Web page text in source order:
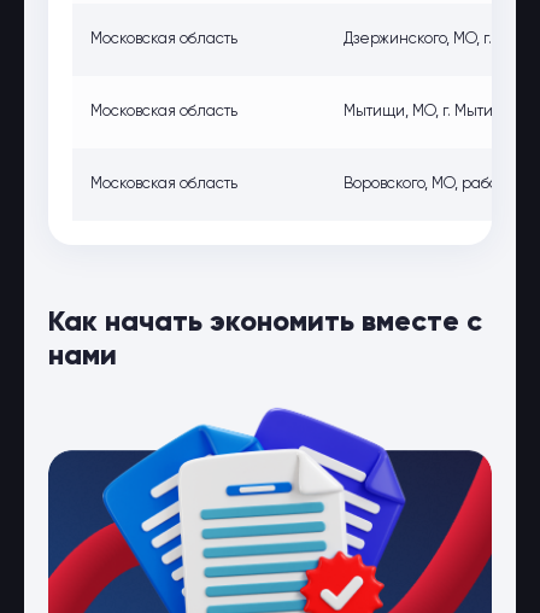
Московская область Дзержинского, МО, г.
Московская область Мытищи, МО, г. Мытищи,
Московская область Воровского, МО, рабочий
Как начать экономить вместе с
нами